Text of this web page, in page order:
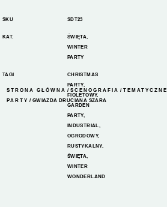
SKU SDT23
KAT. ŚWIĘTA
WINTER
PARTY
TAGI
CHRISTMAS
PARTY,
FIOLETOWY,
GARDEN
PARTY,
INDUSTRIAL
OGRODOWY,
RUSTYKALNY,
ŚWIĘTA
WINTER
WONDERLAND
STRONA GŁÓWNA / SCENOGRAFIA /TEMATYCZNE
PARTY / GWIAZDA DRUCIANA SZARA